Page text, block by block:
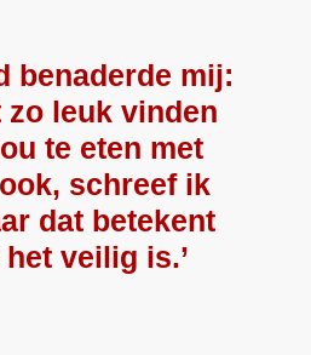
benaderde mij:
zo leuk vinden
te eten met
schreef ik
dat betekent
veilig is.’